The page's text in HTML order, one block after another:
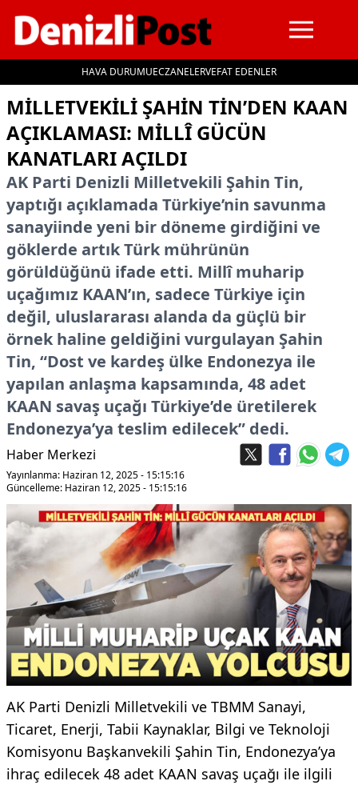
HAVA DURUMUECZANELERVEFAT EDENLER
İçeriğe geç
MILLETVEKILI ŞAHIN TIN’DEN KAAN
AÇIKLAMASI: MILLÎ GÜCÜN
KANATLARI AÇILDI
AK Parti Denizli Milletvekili Şahin Tin,
yaptığı açıklamada Türkiye’nin savunma
sanayiinde yeni bir döneme girdiğini ve
göklerde artık Türk mührünün
görüldüğünü ifade etti. Millî muharip
uçağımız KAAN’ın, sadece Türkiye için
değil, uluslararası alanda da güçlü bir
örnek haline geldiğini vurgulayan Şahin
Tin, “Dost ve kardeş ülke Endonezya ile
yapılan anlaşma kapsamında, 48 adet
KAAN savaş uçağı Türkiye’de üretilerek
Endonezya’ya teslim edilecek” dedi.
Haber Merkezi
Yayınlanma: Haziran 12, 2025 - 15:15:16
Güncelleme: Haziran 12, 2025 - 15:15:16
AK Parti Denizli Milletvekili ve TBMM Sanayi,
Ticaret, Enerji, Tabii Kaynaklar, Bilgi ve Teknoloji
Komisyonu Başkanvekili Şahin Tin, Endonezya’ya
ihraç edilecek 48 adet KAAN savaş uçağı ile ilgili